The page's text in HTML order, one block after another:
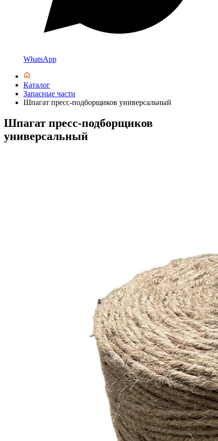
WhatsApp
Каталог
Запасные части
Шпагат пресс-подборщиков универсальный
Шпагат пресс-подборщиков
универсальный